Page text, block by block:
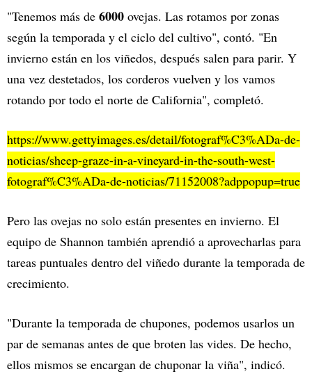
"Tenemos más de 6000 ovejas. Las rotamos por zonas
según la temporada y el ciclo del cultivo", contó. "En
invierno están en los viñedos, después salen para parir. Y
una vez destetados, los corderos vuelven y los vamos
rotando por todo el norte de California", completó.
https://www.gettyimages.es/detail/fotograf%C3%ADa-de-
noticias/sheep-graze-in-a-vineyard-in-the-south-west-
fotograf%C3%ADa-de-noticias/71152008?adppopup=true
Pero las ovejas no solo están presentes en invierno. El
equipo de Shannon también aprendió a aprovecharlas para
tareas puntuales dentro del viñedo durante la temporada de
crecimiento.
"Durante la temporada de chupones, podemos usarlos un
par de semanas antes de que broten las vides. De hecho,
ellos mismos se encargan de chuponar la viña", indicó.